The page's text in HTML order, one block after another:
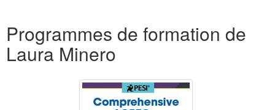
Programmes de formation de
Laura Minero